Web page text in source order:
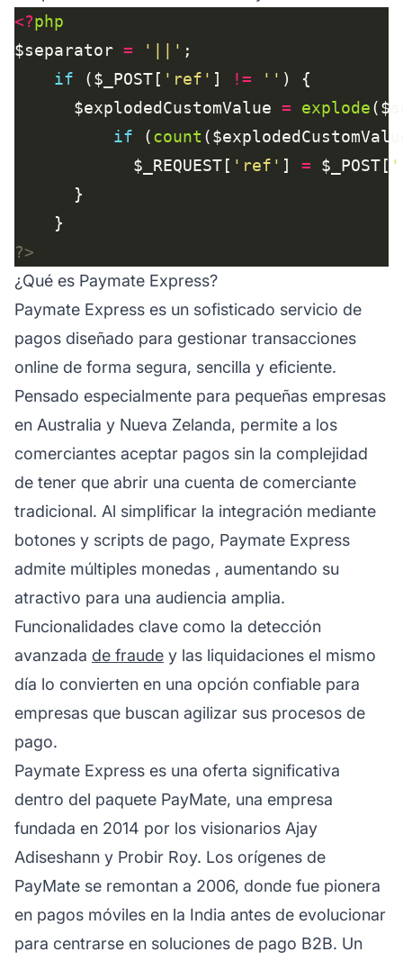
<?php
$separator = '||'
if ($_POST[ 'ref' ] != ''
      $explodedCustomValue
= explode
if (count
            $_REQUEST[
'ref' ] = $_POST[
?>
¿Qué es Paymate Express?
Paymate Express es un sofisticado servicio de
pagos diseñado para gestionar transacciones
online de forma segura, sencilla y eficiente.
Pensado especialmente para pequeñas empresas
en Australia y Nueva Zelanda, permite a los
comerciantes aceptar pagos sin la complejidad
de tener que abrir una cuenta de comerciante
tradicional. Al simplificar la integración mediante
botones y scripts de pago, Paymate Express
admite múltiples monedas , aumentando su
atractivo para una audiencia amplia.
Funcionalidades clave como la detección
avanzada de fraude y las liquidaciones el mismo
día lo convierten en una opción confiable para
empresas que buscan agilizar sus procesos de
pago.
Paymate Express es una oferta significativa
dentro del paquete PayMate, una empresa
fundada en 2014 por los visionarios Ajay
Adiseshann y Probir Roy. Los orígenes de
PayMate se remontan a 2006, donde fue pionera
en pagos móviles en la India antes de evolucionar
para centrarse en soluciones de pago B2B. Un